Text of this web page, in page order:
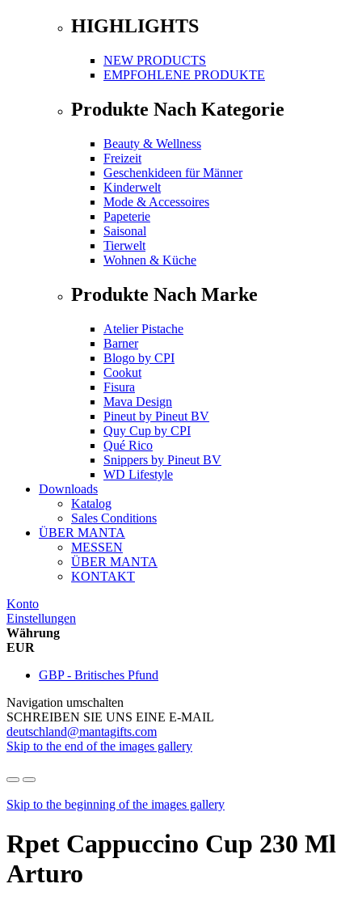
HIGHLIGHTS
NEW PRODUCTS
EMPFOHLENE PRODUKTE
Produkte Nach Kategorie
Beauty & Wellness
Freizeit
Geschenkideen für Männer
Kinderwelt
Mode & Accessoires
Papeterie
Saisonal
Tierwelt
Wohnen & Küche
Produkte Nach Marke
Atelier Pistache
Barner
Blogo by CPI
Cookut
Fisura
Mava Design
Pineut by Pineut BV
Quy Cup by CPI
Qué Rico
Snippers by Pineut BV
WD Lifestyle
Downloads
Katalog
Sales Conditions
ÜBER MANTA
MESSEN
ÜBER MANTA
KONTAKT
Konto
Einstellungen
Währung
EUR
GBP - Britisches Pfund
Navigation umschalten
SCHREIBEN SIE UNS EINE E-MAIL
deutschland@mantagifts.com
Skip to the end of the images gallery
Skip to the beginning of the images gallery
Rpet Cappuccino Cup 230 Ml
Arturo